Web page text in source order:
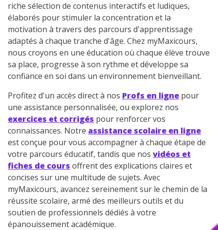
riche sélection de contenus interactifs et ludiques,
élaborés pour stimuler la concentration et la
motivation à travers des parcours d'apprentissage
adaptés à chaque tranche d'âge. Chez myMaxicours,
nous croyons en une éducation où chaque élève trouve
sa place, progresse à son rythme et développe sa
confiance en soi dans un environnement bienveillant.
Profitez d'un accès direct à nos Profs en ligne pour
une assistance personnalisée, ou explorez nos
exercices et corrigés pour renforcer vos
connaissances. Notre assistance scolaire en ligne
est conçue pour vous accompagner à chaque étape de
votre parcours éducatif, tandis que nos vidéos et
fiches de cours offrent des explications claires et
concises sur une multitude de sujets. Avec
myMaxicours, avancez sereinement sur le chemin de la
réussite scolaire, armé des meilleurs outils et du
soutien de professionnels dédiés à votre
épanouissement académique.